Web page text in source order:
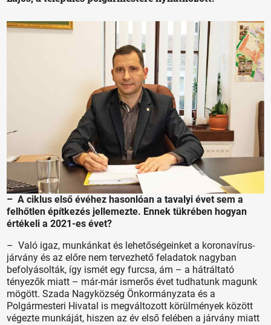
– A ciklus első évéhez hasonlóan a tavalyi évet sem a
felhőtlen építkezés jellemezte. Ennek tükrében hogyan
értékeli a 2021-es évet?
– Való igaz, munkánkat és lehetőségeinket a koronavírus-
járvány és az előre nem tervezhető feladatok nagyban
befolyásolták, így ismét egy furcsa, ám – a hátráltató
tényezők miatt – már-már ismerős évet tudhatunk magunk
mögött. Szada Nagyközség Önkormányzata és a
Polgármesteri Hivatal is megváltozott körülmények között
végezte munkáját, hiszen az év első felében a járvány miatt